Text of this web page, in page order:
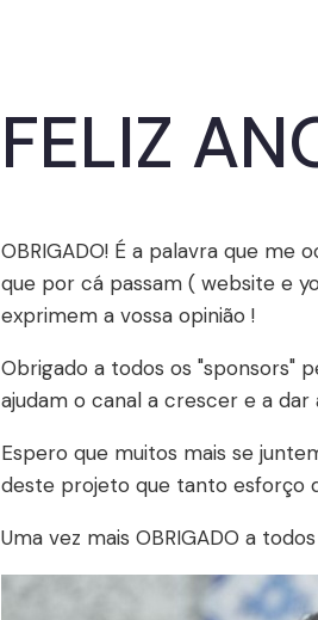
FELIZ
OBRIGADO! É a palavra que me
que por cá passam ( website e
exprimem a vossa opinião !
Obrigado a todos os "sponsors"
ajudam o canal a crescer e a dar
Espero que muitos mais se
deste projeto que tanto esforço
Uma vez mais OBRIGADO a